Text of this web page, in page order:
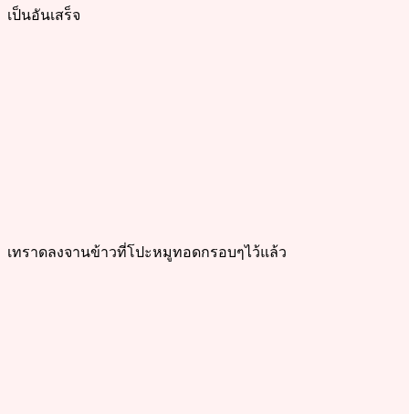
เป็นอันเสร็จ
เทราดลงจานข้าวที่โปะหมูทอดกรอบๆไว้แล้ว